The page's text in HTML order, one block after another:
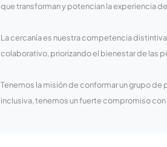
que transforman y potencian la experiencia
La cercanía es nuestra competencia
colaborativo, priorizando el bienestar de las
Tenemos la misión de conformar un grupo
inclusiva, tenemos un fuerte compromiso